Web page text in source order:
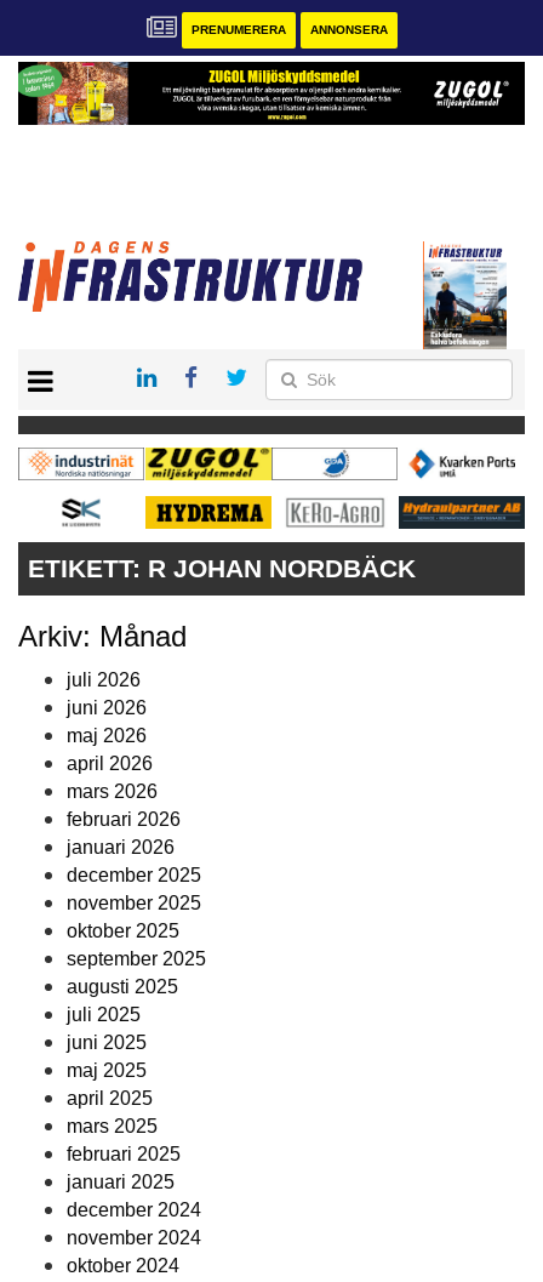
PRENUMERERA ANNONSERA
KONTAKT
VÅRA ANDRA MAGASIN
PRENUMERERA
ANNONSERA
ETIKETT: R JOHAN NORDBÄCK
Arkiv: Månad
juli 2026
juni 2026
maj 2026
april 2026
mars 2026
februari 2026
januari 2026
december 2025
november 2025
oktober 2025
september 2025
augusti 2025
juli 2025
juni 2025
maj 2025
april 2025
mars 2025
februari 2025
januari 2025
december 2024
november 2024
oktober 2024